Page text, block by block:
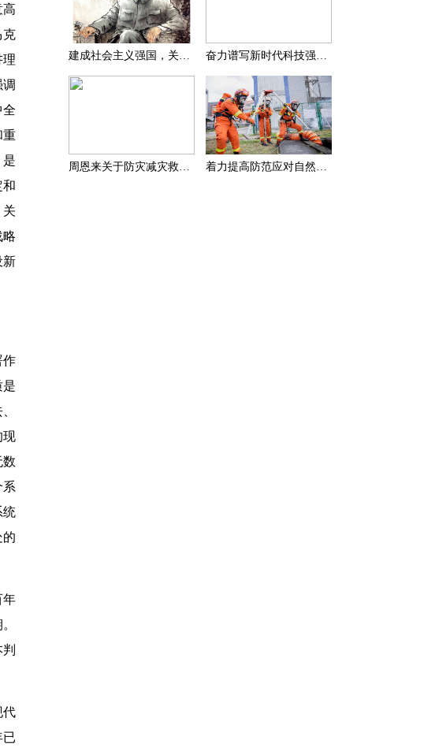
克
理
全
重
是
和
关
略
新
作
是
现
数
系
统
的
年
代
已
建成社会主义强国，关键在于实现科学技术现代化 奋力谱写新时代科技强国新篇章
周恩来关于防灾减灾救灾的一组论述 着力提高防范应对自然灾害能力